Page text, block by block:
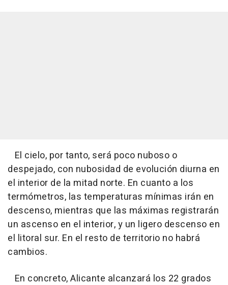
El cielo, por tanto, será poco nuboso o
despejado, con nubosidad de evolución diurna en
el interior de la mitad norte. En cuanto a los
termómetros, las temperaturas mínimas irán en
descenso, mientras que las máximas registrarán
un ascenso en el interior, y un ligero descenso en
el litoral sur. En el resto de territorio no habrá
cambios.
En concreto, Alicante alcanzará los 22 grados